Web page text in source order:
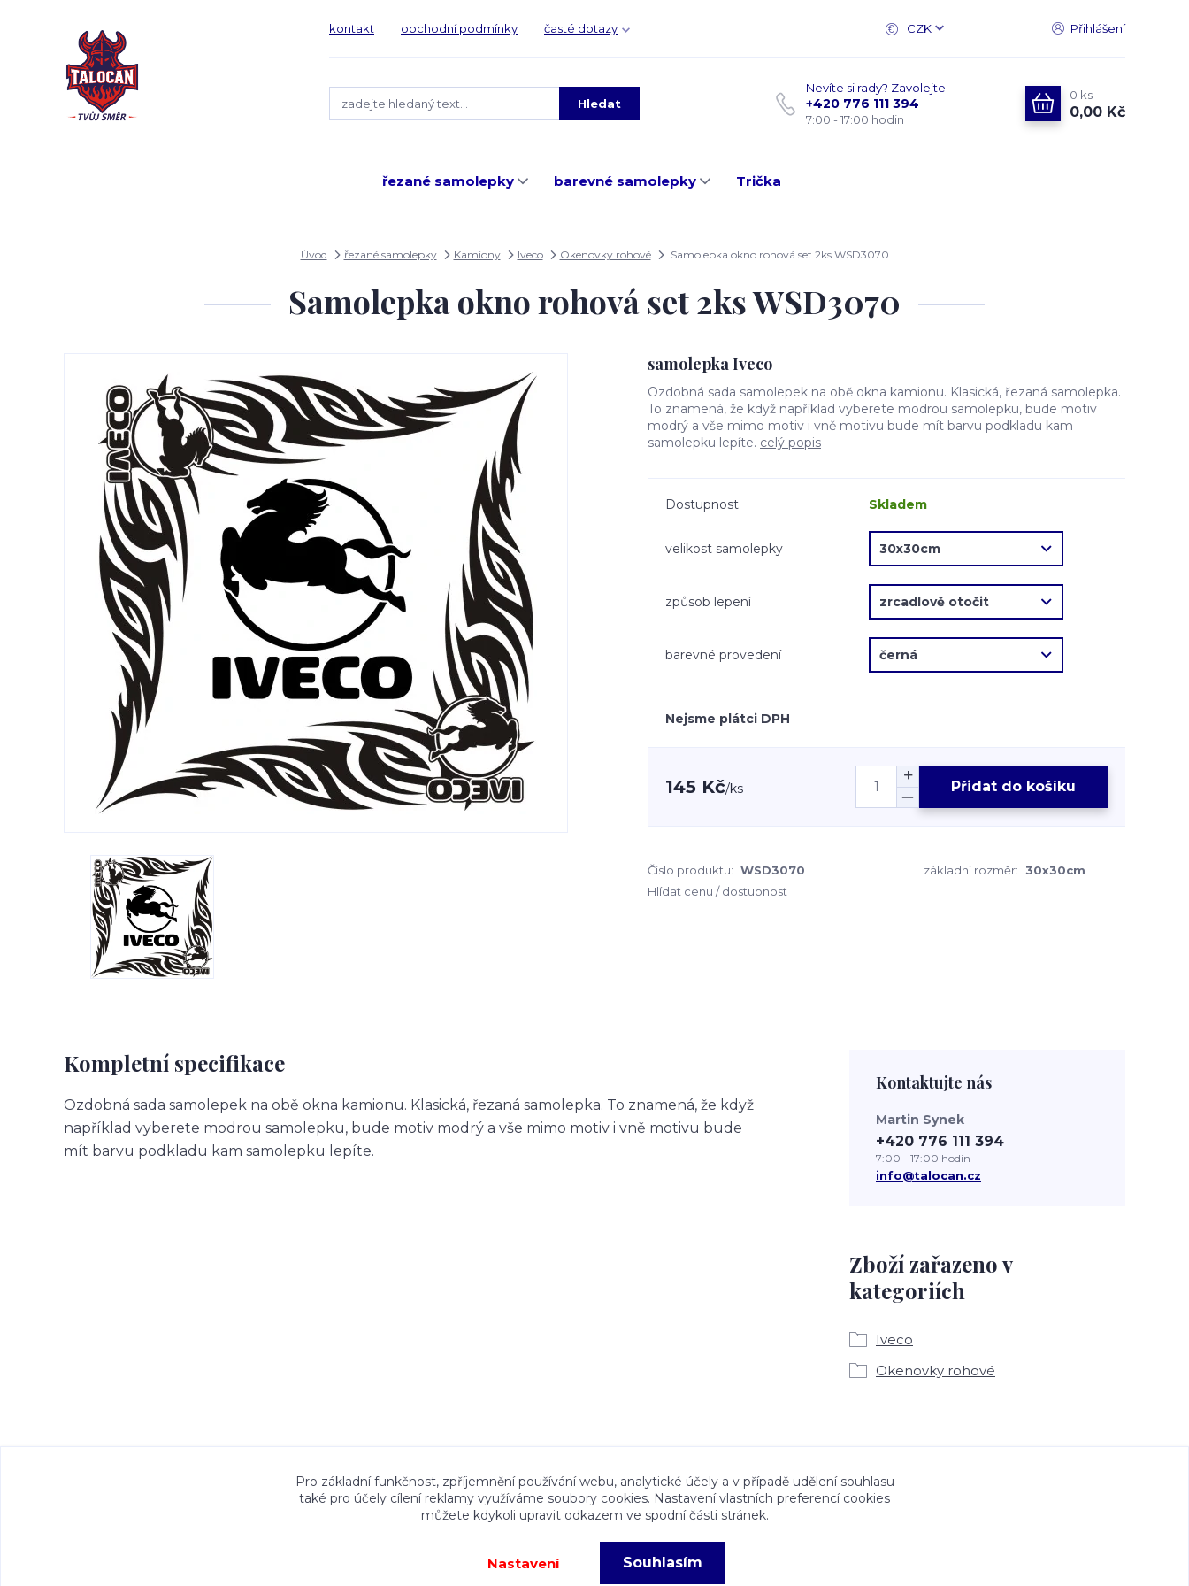
kontakt obchodní podmínky časté dotazy CZK Přihlášení
Hledat
Nevíte si rady? Zavolejte.
+420 776 111 394
7:00 - 17:00 hodin
0 ks
0,00 Kč
řezané samolepky barevné samolepky Trička
Úvod řezané samolepky Kamiony Iveco Okenovky rohové Samolepka okno rohová set 2ks WSD3070
Samolepka okno rohová set 2ks WSD3070
samolepka Iveco
Ozdobná sada samolepek na obě okna kamionu. Klasická, řezaná samolepka.
To znamená, že když například vyberete modrou samolepku, bude motiv
modrý a vše mimo motiv i vně motivu bude mít barvu podkladu kam
samolepku lepíte. celý popis
Dostupnost Skladem
velikost samolepky
způsob lepení
barevné provedení
Nejsme plátci DPH
145 Kč/ks Přidat do košíku
Číslo produktu: WSD3070 základní rozměr: 30x30cm
Hlídat cenu / dostupnost
Kompletní specifikace
Ozdobná sada samolepek na obě okna kamionu. Klasická, řezaná samolepka. To znamená, že když
například vyberete modrou samolepku, bude motiv modrý a vše mimo motiv i vně motivu bude
mít barvu podkladu kam samolepku lepíte.
Zboží zařazeno v
kategoriích
Iveco
Okenovky rohové
Kontaktujte nás
Martin Synek
+420 776 111 394
7:00 - 17:00 hodin
info@talocan.cz
Veškeré fotografie, grafické návrhy, vizualizace a textový obsah zveřejněný na stránkách Talocan.cz a CeskeSamolepky.cz jsou chráněny autorským
právem. Jejich použití bez předchozího písemného souhlasu provozovatele je zakázáno.
Pro základní funkčnost, zpříjemnění používání webu, analytické účely a v případě udělení souhlasu
také pro účely cílení reklamy využíváme soubory cookies. Nastavení vlastních preferencí cookies
můžete kdykoli upravit odkazem ve spodní části stránek.
Nastavení Souhlasím